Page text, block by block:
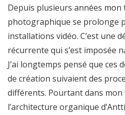
Depuis plusieurs années mon
photographique se prolonge
installations vidéo. C’est une
récurrente qui s’est imposée
J’ai longtemps pensé que ces
de création suivaient des
différents. Pourtant dans
l’architecture organique